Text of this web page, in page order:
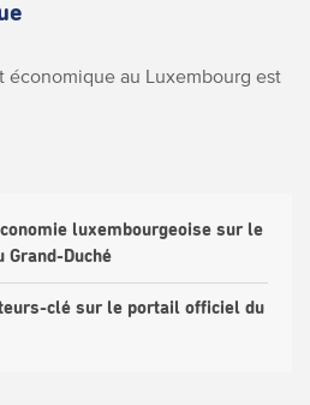
économique au Luxembourg est
luxembourgeoise sur le
Duché
clé sur le portail officiel du